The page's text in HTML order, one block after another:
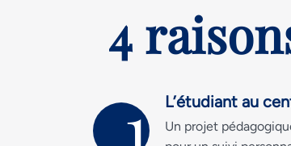
4
1 L’étudiant au
Un projet